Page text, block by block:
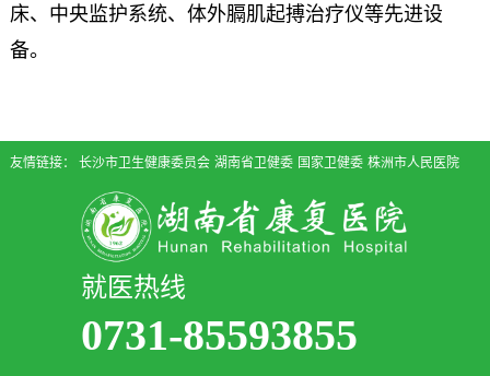
床、中央监护系统、体外膈肌起搏治疗仪等先进设
备。
友情链接： 长沙市卫生健康委员会 湖南省卫健委 国家卫健委 株洲市人民医院
就医热线
0731-85593855